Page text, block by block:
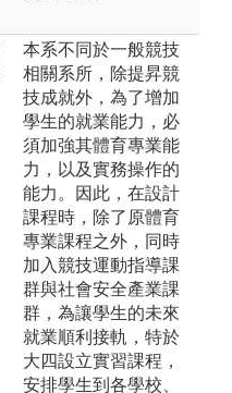
本系不同於一般競技
相關系所，除提昇競
技成就外，為了增加
學生的就業能力，必
須加強其體育專業能
力，以及實務操作的
能力。因此，在設計
課程時，除了原體育
專業課程之外，同時
加入競技運動指導課
群與社會安全產業課
群，為讓學生的未來
就業順利接軌，特於
大四設立實習課程，
安排學生到各學校、